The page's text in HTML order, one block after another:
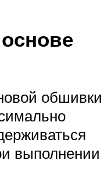
обшивки
выполнении